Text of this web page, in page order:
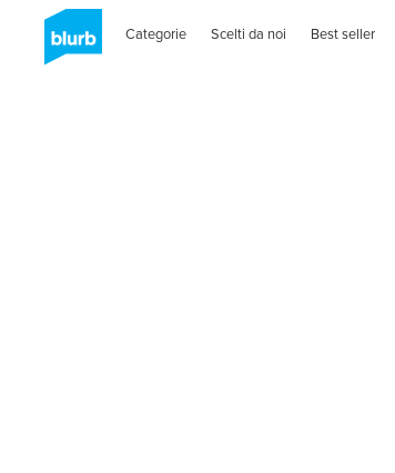
Categorie Scelti da noi Best seller